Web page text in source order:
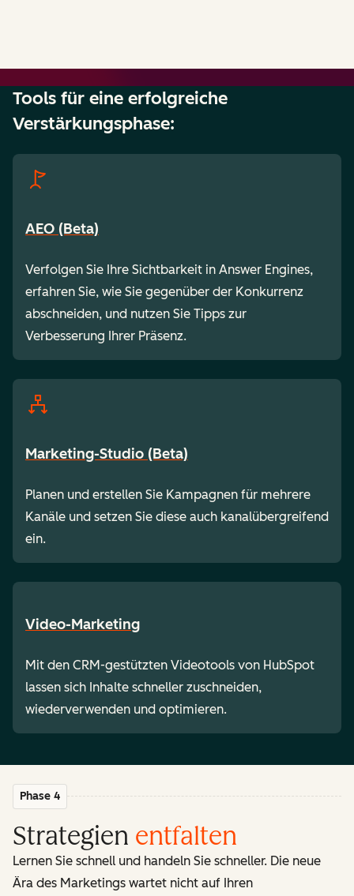
Tools für eine erfolgreiche
Verstärkungsphase:
AEO (Beta)
Verfolgen Sie Ihre Sichtbarkeit in Answer Engines,
erfahren Sie, wie Sie gegenüber der Konkurrenz
abschneiden, und nutzen Sie Tipps zur
Verbesserung Ihrer Präsenz.
Marketing-Studio (Beta)
Planen und erstellen Sie Kampagnen für mehrere
Kanäle und setzen Sie diese auch kanalübergreifend
ein.
Video-Marketing
Mit den CRM-gestützten Videotools von HubSpot
lassen sich Inhalte schneller zuschneiden,
wiederverwenden und optimieren.
Phase 4
Strategien entfalten
Lernen Sie schnell und handeln Sie schneller. Die neue
Ära des Marketings wartet nicht auf Ihren